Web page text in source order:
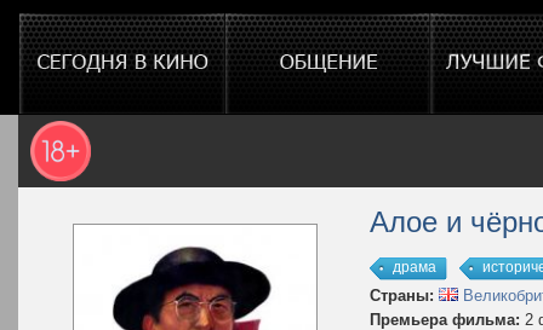
Алое и
драма
Страны:
Премьера фильма: 2